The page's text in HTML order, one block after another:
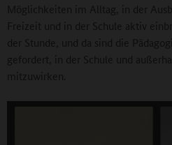
Möglichkeiten im Alltag, in der
Freizeit und in der Schule aktiv
der Stunde, und da sind die
gefordert, in der Schule und
mitzuwirken.